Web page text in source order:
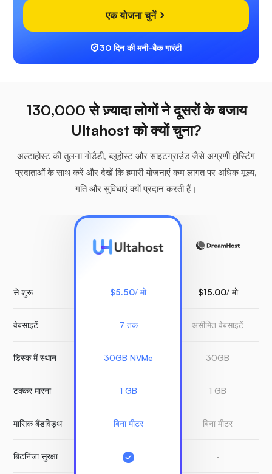
एक योजना चुनें
30 दिन की मनी-बैक गारंटी
130,000 से ज़्यादा लोगों ने दूसरों के बजाय
Ultahost को क्यों चुना?
अल्टाहोस्ट की तुलना गोडैडी, ब्लूहोस्ट और साइटग्राउंड जैसे अग्रणी होस्टिंग
प्रदाताओं के साथ करें और देखें कि हमारी योजनाएं कम लागत पर अधिक मूल्य,
गति और सुविधाएं क्यों प्रदान करती हैं।
से शुरू
वेबसाइटें
डिस्क मैं स्थान
टक्कर मारना
मासिक बैंडविड्थ
बिटनिंजा सुरक्षा
$5.50/ मो
7 तक
30GB NVMe
1 GB
बिना मीटर
$15.00/ मो
असीमित वेबसाइटें
30GB
1 GB
बिना मीटर
-